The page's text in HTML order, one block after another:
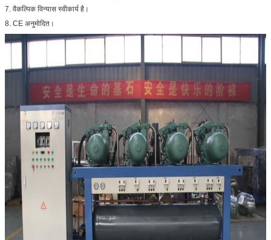
7. वैकल्पिक विन्यास स्वीकार्य है।
8. CE अनुमोदित।